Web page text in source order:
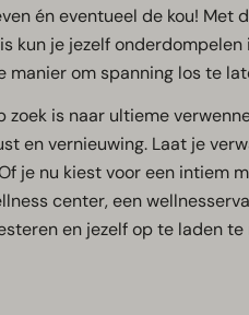
én eventueel de kou! Met
kun je jezelf
manier om spanning los te
zoek is naar ultieme
en vernieuwing. Laat je
je nu kiest voor een intiem
center, een
en jezelf op te laden